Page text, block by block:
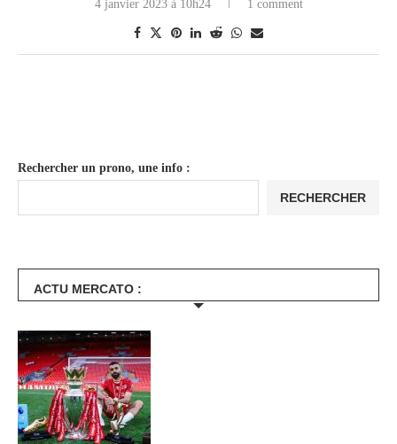
4 janvier 2023 à 10h24 1 comment
Rechercher un prono, une info :
RECHERCHER
ACTU MERCATO :